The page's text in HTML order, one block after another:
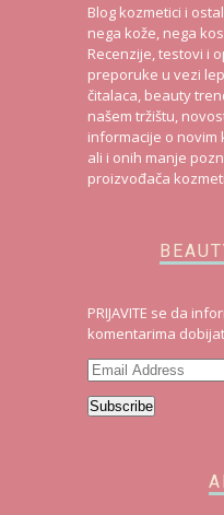
Blog kozmetici i
nega kože, nega
Recenzije, testovi i
preporuke u vezi
čitalaca, beauty
našem tržištu,
informacije o novim
ali i onih manje
proizvođača
PRIJAVITE se da
komentarima
Email
Address
Subscribe